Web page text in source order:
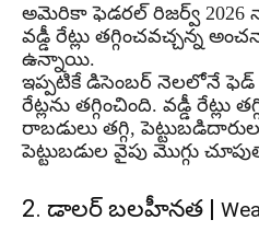
అమెరికా ఫెడరల్ రిజర్వ్ 2026
వడ్డీ రేట్లు తగ్గించవచ్చన్న
ఉన్నాయి.
ఇప్పటికే డిసెంబర్ నెలలోనే ఫెడ్
రేట్లను తగ్గించింది. వడ్డీ రేట్లు
రాబడులు తగ్గి,
పెట్టుబడుల వైపు మొగ్గు
2. డాలర్ బలహీనత |